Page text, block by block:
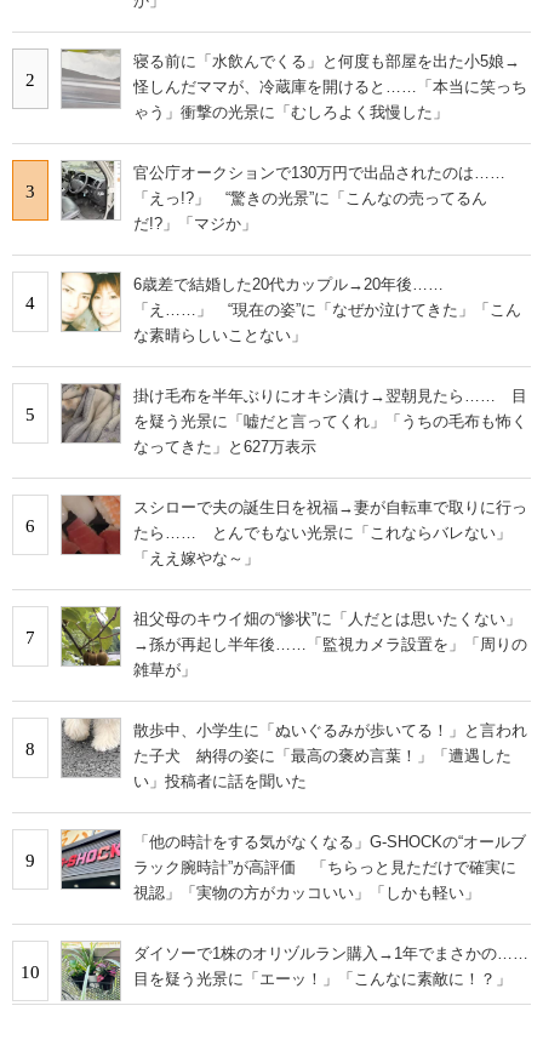
2
寝る前に「水飲んでくる」と何度も部屋を出た小5娘→
怪しんだママが、冷蔵庫を開けると……「本当に笑っち
ゃう」衝撃の光景に「むしろよく我慢した」
3
官公庁オークションで130万円で出品されたのは……
「えっ!?」 “驚きの光景”に「こんなの売ってるん
だ!?」「マジか」
4
6歳差で結婚した20代カップル→20年後……
「え……」 “現在の姿”に「なぜか泣けてきた」「こん
な素晴らしいことない」
5
掛け毛布を半年ぶりにオキシ漬け→翌朝見たら…… 目
を疑う光景に「嘘だと言ってくれ」「うちの毛布も怖く
なってきた」と627万表示
6
スシローで夫の誕生日を祝福→妻が自転車で取りに行っ
たら…… とんでもない光景に「これならバレない」
「ええ嫁やな～」
7
祖父母のキウイ畑の“惨状”に「人だとは思いたくない」
→孫が再起し半年後……「監視カメラ設置を」「周りの
雑草が」
8
散歩中、小学生に「ぬいぐるみが歩いてる！」と言われ
た子犬 納得の姿に「最高の褒め言葉！」「遭遇した
い」投稿者に話を聞いた
9
「他の時計をする気がなくなる」G-SHOCKの“オールブ
ラック腕時計”が高評価 「ちらっと見ただけで確実に
視認」「実物の方がカッコいい」「しかも軽い」
10
ダイソーで1株のオリヅルラン購入→1年でまさかの……
目を疑う光景に「エーッ！」「こんなに素敵に！？」